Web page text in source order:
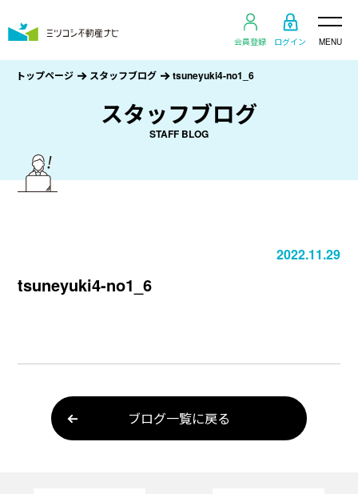
会員登録 ログイン MENU
スタッフブログ
STAFF BLOG
トップページ スタッフブログ tsuneyuki4-no1_6
2022.11.29
tsuneyuki4-no1_6
ブログ一覧に戻る